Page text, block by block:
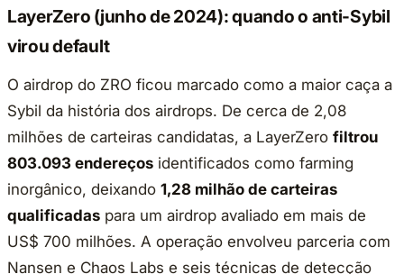
LayerZero (junho de 2024): quando o anti-Sybil
virou default
O airdrop do ZRO ficou marcado como a maior caça a
Sybil da história dos airdrops. De cerca de 2,08
milhões de carteiras candidatas, a LayerZero filtrou
803.093 endereços identificados como farming
inorgânico, deixando 1,28 milhão de carteiras
qualificadas para um airdrop avaliado em mais de
US$ 700 milhões. A operação envolveu parceria com
Nansen e Chaos Labs e seis técnicas de detecção